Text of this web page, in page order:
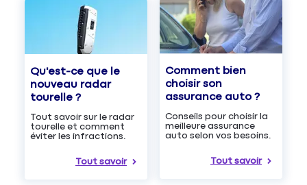
Qu'est-ce que le
nouveau radar
tourelle ?
Tout savoir sur le radar
tourelle et comment
éviter les infractions.
Tout savoir
Comment bien
choisir son
assurance auto ?
Conseils pour choisir la
meilleure assurance
auto selon vos besoins.
Tout savoir